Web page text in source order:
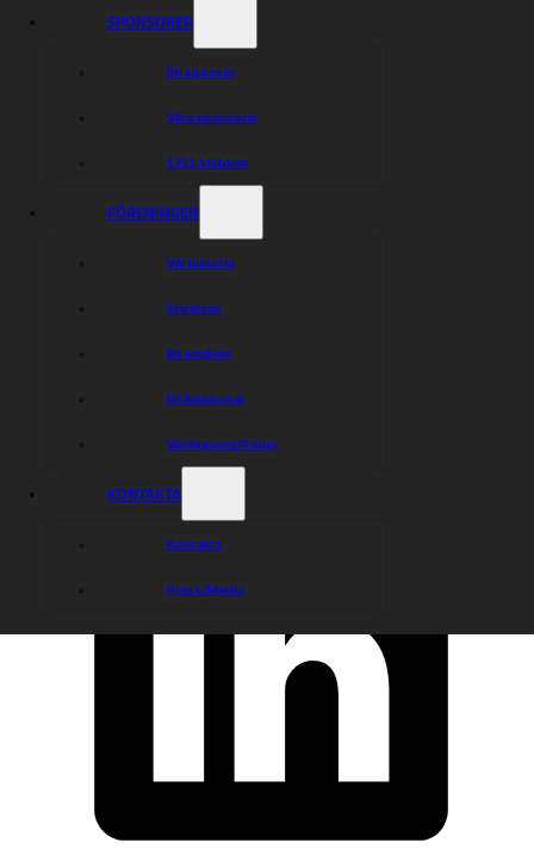
SPONSORER
Bli sponsor
Våra sponsorer
1951-klubben
FÖRENINGEN
Vår historia
Styrelsen
Bli medlem
Bli funktionär
Värdegrund/Policy
KONTAKTA
Kontakta
Press/Media